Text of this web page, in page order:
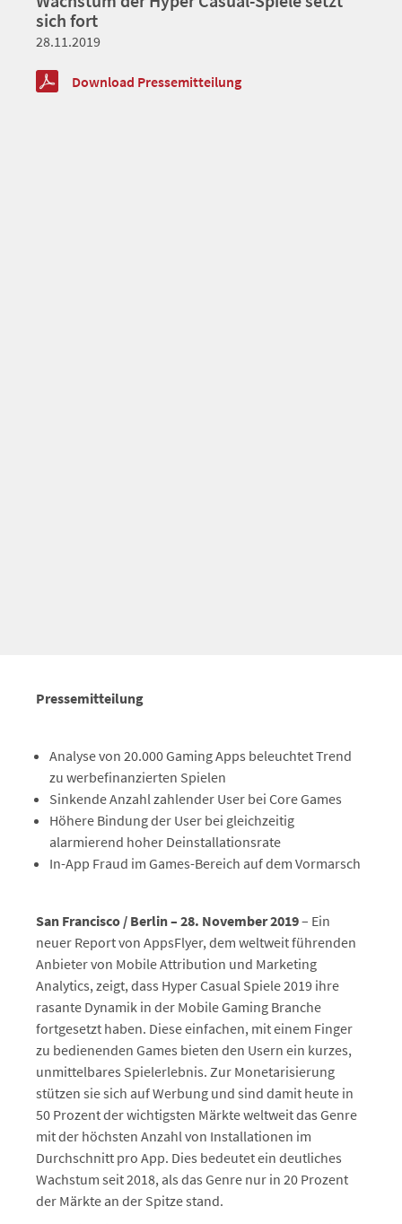
sich fort
28.11.2019
Download Pressemitteilung
Pressemitteilung
Analyse von 20.000 Gaming Apps beleuchtet Trend
zu werbefinanzierten Spielen
Sinkende Anzahl zahlender User bei Core Games
Höhere Bindung der User bei gleichzeitig
alarmierend hoher Deinstallationsrate
In-App Fraud im Games-Bereich auf dem Vormarsch
San Francisco / Berlin – 28. November 2019– Ein
neuer Report von AppsFlyer, dem weltweit führenden
Anbieter von Mobile Attribution und Marketing
Analytics, zeigt, dass Hyper Casual Spiele 2019 ihre
rasante Dynamik in der Mobile Gaming Branche
fortgesetzt haben. Diese einfachen, mit einem Finger
zu bedienenden Games bieten den Usern ein kurzes,
unmittelbares Spielerlebnis. Zur Monetarisierung
stützen sie sich auf Werbung und sind damit heute in
50 Prozent der wichtigsten Märkte weltweit das Genre
mit der höchsten Anzahl von Installationen im
Durchschnitt pro App. Dies bedeutet ein deutliches
Wachstum seit 2018, als das Genre nur in 20 Prozent
der Märkte an der Spitze stand.